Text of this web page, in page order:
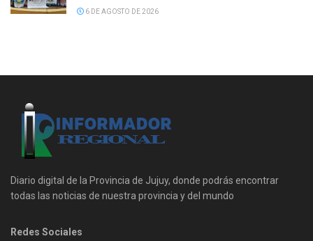
6 DE AGOSTO DE 2026
Diario digital de la Provincia de Jujuy, donde podrás encontrar
todas las noticias de nuestra provincia y del mundo
Redes Sociales